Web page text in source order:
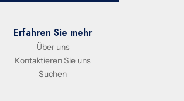
Erfahren Sie mehr
Über uns
Kontaktieren Sie uns
Suchen